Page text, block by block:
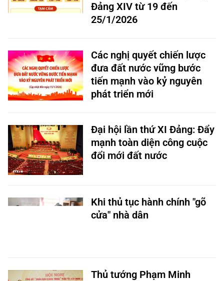
Đảng XIV từ 19 đến
25/1/2026
Các nghị quyết chiến lược
đưa đất nước vững bước
tiến mạnh vào kỷ nguyên
phát triển mới
Đại hội lần thứ XI Đảng: Đẩy
mạnh toàn diện công cuộc
đổi mới đất nước
Khi thủ tục hành chính "gõ
cửa" nhà dân
Thủ tướng Phạm Minh